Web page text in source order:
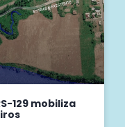
129 mobiliza